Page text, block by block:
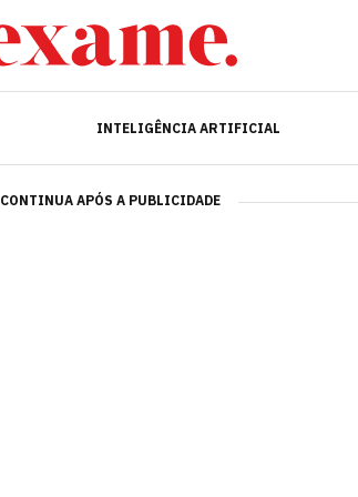
INTELIGÊNCIA ARTIFICIAL
INTELIGÊNCIA ARTIFICIAL
CONTINUA APÓS A PUBLICIDADE